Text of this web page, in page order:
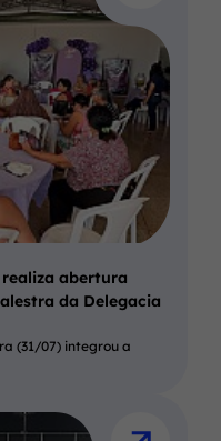
abertura
da Delegacia
(31/07) integrou a